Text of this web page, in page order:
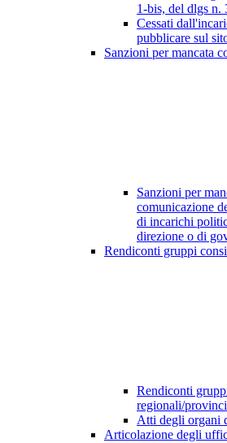
1-bis, del dlgs n.
Cessati
pubblicare sul
Sanzioni per mancata
Sanzioni per
comunicazione
di incarichi
direzione o di
Rendiconti gruppi
Rendiconti
regionali/
Atti degli organi
Articolazione degli